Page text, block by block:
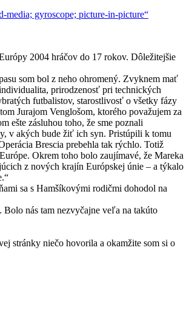
media; gyroscope; picture-in-picture“
2004 hráčov do 17 rokov. Dôležitejšie
som bol z neho ohromený. Zvyknem mať
prirodzenosť pri technických
futbalistov, starostlivosť o všetky fázy
Jurajom Venglošom, ktorého považujem za
ešte zásluhou toho, že sme poznali
v akých bude žiť ich syn. Pristúpili k tomu
Brescia prebehla tak rýchlo. Totiž
Okrem toho bolo zaujímavé, že Mareka
z nových krajín Európskej únie – a týkalo
sa s Hamšíkovými rodičmi dohodol na
nás tam nezvyčajne veľa na takúto
stránky niečo hovorila a okamžite som si o